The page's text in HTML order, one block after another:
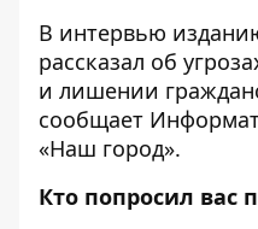
В интервью
рассказал об
и лишении
сообщает
«Наш город».
Кто попросил вас